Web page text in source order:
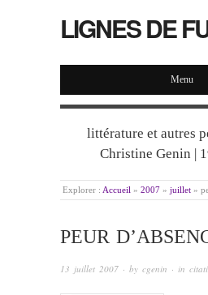
LIGNES DE
Menu
littérature et autres
Christine Genin |
Explorer : Accueil » 2007 » juillet »
PEUR
13 juillet 2007 · by cgenin · in